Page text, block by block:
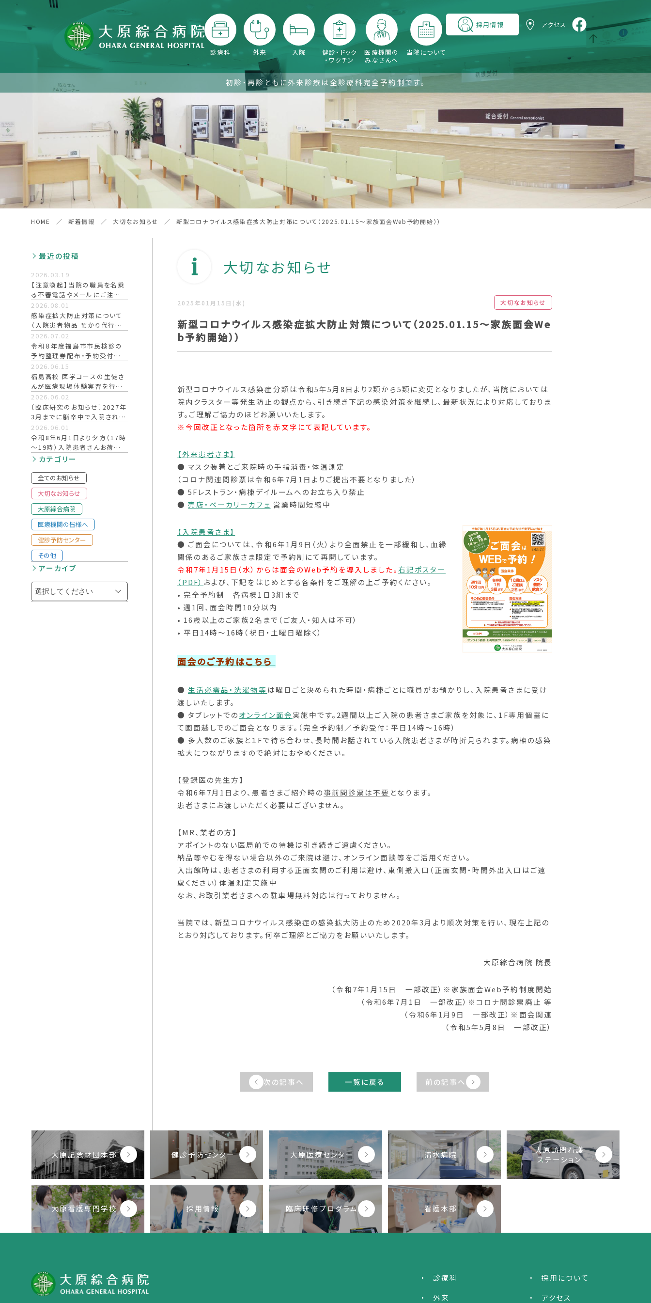
診療科
糖尿病内分泌内科
消化器内科
腎臓内科
脳神経内科
総合診療科
小児科
外科／甲状腺科・甲
状腺内分泌外科・腫
瘍内科
乳腺外科 整形外科
脊椎外科 リハビリテーション 脳神経外科
心臓血管外科 呼吸器外科
形成外科
耳鼻咽喉科・
泌尿器科・ 眼科
病理診断科
歯科口腔外科
外来
こども医療
よくある質問
入院
面会のご案内
健診・ドック
・ワクチン
大原ワクチンセンターのご案
内
センター長挨拶
一般健診のご案内
市民検診（特定健診・がん検
診）
二次検診のご案内
人間ドック
医療機関の
みなさんへ
登録医向け広報紙 等
高額医療機器共同利用
病薬連携
外来化学療法センター
当院について
理念・院長のあいさつ
院内施設のご案内
本院看護部
部署紹介
採用情報 アクセス
初診・再診ともに外来診療は全診療科完全予約制です。
HOME 新着情報 大切なお知らせ 新型コロナウイルス感染症拡大防止対策について（2025.01.15～家族面会Web予約開始））
大切なお知らせ
2025年01月15日(水) 大切なお知らせ
新型コロナウイルス感染症拡大防止対策について（2025.01.15～家族面会We
b予約開始））
新型コロナウイルス感染症分類は令和5年5月8日より2類から5類に変更となりましたが、当院においては
院内クラスター等発生防止の観点から、引き続き下記の感染対策を継続し、最新状況により対応しておりま
す。ご理解ご協力のほどお願いいたします。
※今回改正となった箇所を赤文字にて表記しています。
【外来患者さま】
● マスク装着とご来院時の手指消毒・体温測定
（コロナ関連問診票は令和6年7月1日よりご提出不要となりました）
● 5Fレストラン・病棟デイルームへのお立ち入り禁止
● 売店・ベーカリーカフェ 営業時間短縮中
【入院患者さま】
● ご面会については、令和6年1月9日（火）より全面禁止を一部緩和し、血縁
関係のあるご家族さま限定で予約制にて再開しています。
令和7年1月15日（水）からは面会のWeb予約を導入しました。右記ポスター
（PDF） および、下記をはじめとする各条件をご理解の上ご予約ください。
• 完全予約制 各病棟1日3組まで
• 週1回、面会時間10分以内
• 16歳以上のご家族2名まで（ご友人・知人は不可）
• 平日14時～16時（祝日・土曜日曜除く）
面会のご予約はこちら
● 生活必需品・洗濯物等 は曜日ごと決められた時間・病棟ごとに職員がお預かりし、入院患者さまに受け
渡しいたします。
● タブレットでのオンライン面会実施中です。2週間以上ご入院の患者さまご家族を対象に、1F専用個室に
て画面越しでのご面会となります。（完全予約制／予約受付：平日14時～16時）
● 多人数のご家族と１Fで待ち合わせ、長時間お話されている入院患者さまが時折見られます。病棟の感染
拡大につながりますので絶対におやめください。
【登録医の先生方】
令和6年7月1日より、患者さまご紹介時の事前問診票は不要 となります。
患者さまにお渡しいただく必要はございません。
【MR、業者の方】
アポイントのない医局前での待機は引き続きご遠慮ください。
納品等やむを得ない場合以外のご来院は避け、オンライン面談等をご活用ください。
入出館時は、患者さまの利用する正面玄関のご利用は避け、東側搬入口（正面玄関・時間外出入口はご遠
慮ください）体温測定実施中
なお、お取引業者さまへの駐車場無料対応は行っておりません。
当院では、新型コロナウイルス感染症の感染拡大防止のため2020年3月より順次対策を行い、現在上記の
とおり対応しております。何卒ご理解とご協力をお願いいたします。
大原綜合病院 院長
（令和7年1月15日 一部改正）※家族面会Web予約制度開始
（令和6年7月1日 一部改正）※コロナ問診票廃止 等
（令和6年1月9日 一部改正）※面会関連
（令和5年5月8日 一部改正）
次の記事へ 一覧に戻る 前の記事へ
最近の投稿
2026.03.19
【注意喚起】当院の職員を名乗
る不審電話やメールにご注意く
ださい
2026.08.01
感染症拡大防止対策について
（入院患者物品 預かり代行終
了）
2026.07.02
令和８年度福島市市民検診の
予約整理券配布・予約受付は
終了しました
2026.06.15
福島高校 医学コースの生徒さ
んが医療現場体験実習を行い
ました
2026.06.02
〔臨床研究のお知らせ〕2027年
3月までに脳卒中で入院された
患者さんとご家族へ 研究に
関するご協力のお願い
2026.06.01
令和8年6月1日より夕方（17時
～19時）入院患者さんお荷物
預かりを廃止しました〔PDF〕
カテゴリー
全てのお知らせ
大切なお知らせ
大原綜合病院
医療機関の皆様へ
健診予防センター
その他
アーカイブ
大原記念財団本部 健診予防センター 大原医療センター 清水病院
大原訪問看護
ステーション
大原看護専門学校 採用情報 臨床研修プログラム 看護本部
診療科
外来
採用について
アクセス